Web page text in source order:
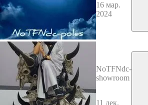
16 мар.
2024
NoTFNdc-
showroom
11 дек.